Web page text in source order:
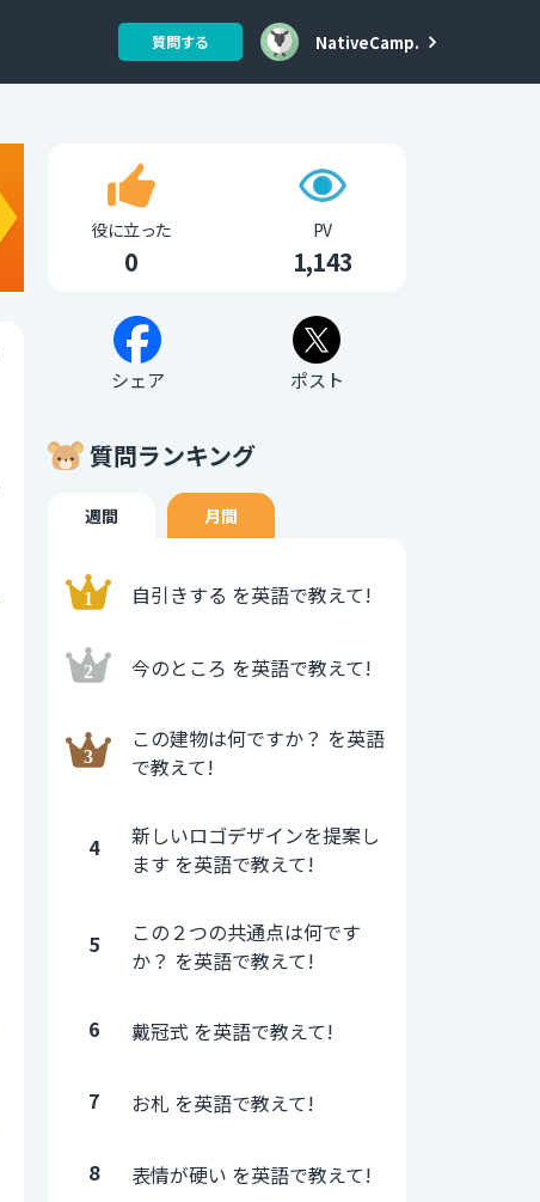
質問する NativeCamp.
役に立った
0
PV
1,143
シェア ポスト
質問ランキング
週間 月間
自引きする を英語で教えて!
今のところ を英語で教えて!
この建物は何ですか？ を英語
で教えて!
4
新しいロゴデザインを提案し
ます を英語で教えて!
5
この２つの共通点は何です
か？ を英語で教えて!
6 戴冠式 を英語で教えて!
7 お札 を英語で教えて!
8 表情が硬い を英語で教えて!